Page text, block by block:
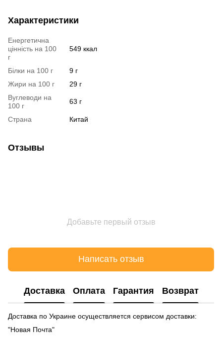
Характеристики
Енергетична
цінність на 100
г
549 ккал
Білки на 100 г
9 г
Жири на 100 г
29 г
Вуглеводи на
100 г
63 г
Страна Китай
Отзывы
Добавьте первый отзыв
Написать отзыв
Доставка Оплата Гарантия Возврат
Доставка по Украине осуществляется сервисом доставки:
"Новая Почта"